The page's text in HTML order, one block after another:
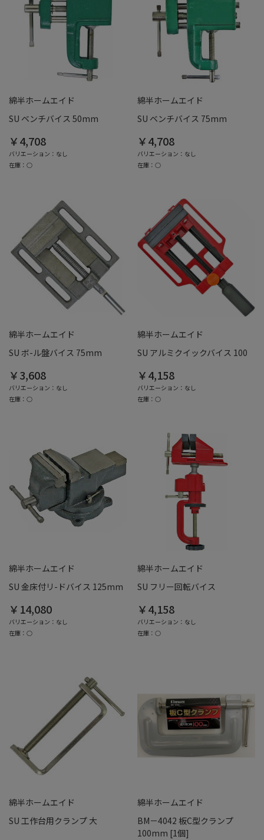
綿半ホームエイド
SU ベンチバイス 50mm
￥4,708
バリエーション：なし
在庫：○
綿半ホームエイド
SU ベンチバイス 75mm
￥4,708
バリエーション：なし
在庫：○
綿半ホームエイド
SU ボ-ル盤バイス 75mm
￥3,608
バリエーション：なし
在庫：○
綿半ホームエイド
SU アルミクイックバイス 100
￥4,158
バリエーション：なし
在庫：○
綿半ホームエイド
SU 金床付リ-ドバイス 125mm
￥14,080
バリエーション：なし
在庫：○
綿半ホームエイド
SU フリー回転バイス
￥4,158
バリエーション：なし
在庫：○
綿半ホームエイド
SU 工作台用クランプ 大
綿半ホームエイド
BM－4042 板C型クランプ
100mm [1個]